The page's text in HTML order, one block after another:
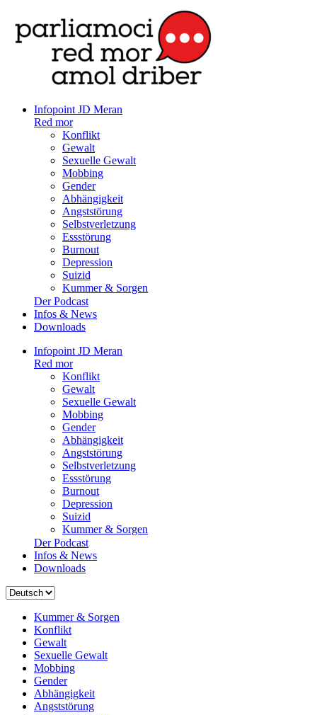
Infopoint JD Meran
Red mor
Konflikt
Gewalt
Sexuelle Gewalt
Mobbing
Gender
Abhängigkeit
Angststörung
Selbstverletzung
Essstörung
Burnout
Depression
Suizid
Kummer & Sorgen
Der Podcast
Infos & News
Downloads
Infopoint JD Meran
Red mor
Konflikt
Gewalt
Sexuelle Gewalt
Mobbing
Gender
Abhängigkeit
Angststörung
Selbstverletzung
Essstörung
Burnout
Depression
Suizid
Kummer & Sorgen
Der Podcast
Infos & News
Downloads
Sprache
Kummer & Sorgen
Konflikt
Gewalt
Sexuelle Gewalt
Mobbing
Gender
Abhängigkeit
Angststörung